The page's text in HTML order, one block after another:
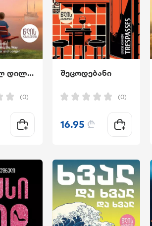
და ყოველ დილით სულ უფრო გრძელდება გზა შინისკენ
(0)
შეცოდებანი
(0)
16.95 ₾